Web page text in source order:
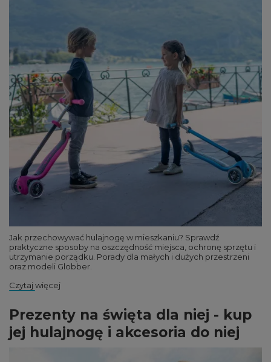
Jak przechowywać hulajnogę w mieszkaniu? Sprawdź
praktyczne sposoby na oszczędność miejsca, ochronę sprzętu i
utrzymanie porządku. Porady dla małych i dużych przestrzeni
oraz modeli Globber.
Czytaj więcej
Prezenty na święta dla niej - kup
jej hulajnogę i akcesoria do niej